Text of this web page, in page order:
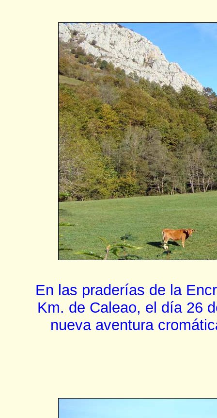
En las praderías de la
Km. de Caleao, el día 26
nueva aventura